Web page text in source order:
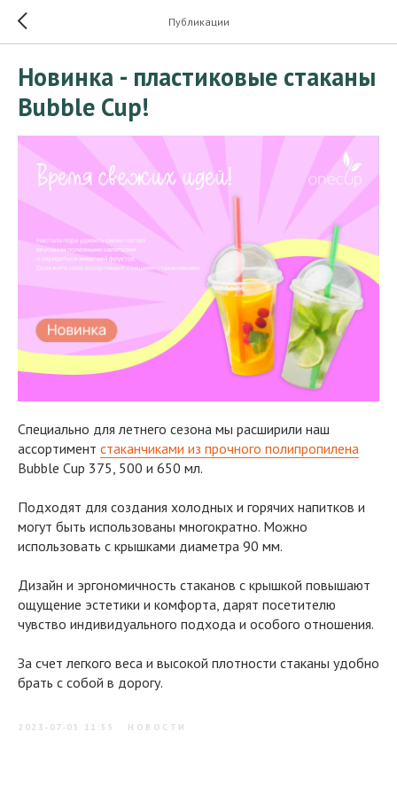
Публикации
Новинка - пластиковые стаканы
Bubble Cup!
Специально для летнего сезона мы расширили наш
ассортимент стаканчиками из прочного полипропилена
Bubble Cup 375, 500 и 650 мл.
Подходят для создания холодных и горячих напитков и
могут быть использованы многократно. Можно
использовать с крышками диаметра 90 мм.
Дизайн и эргономичность стаканов с крышкой повышают
ощущение эстетики и комфорта, дарят посетителю
чувство индивидуального подхода и особого отношения.
За счет легкого веса и высокой плотности стаканы удобно
брать с собой в дорогу.
2023-07-05 11:55 НОВОСТИ